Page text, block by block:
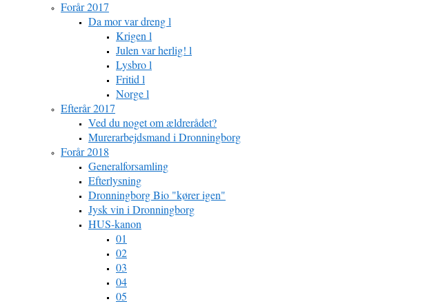
Forår 2017
Da mor var dreng l
Krigen l
Julen var herlig! l
Lysbro l
Fritid l
Norge l
Efterår 2017
Ved du noget om ældrerådet?
Murerarbejdsmand i Dronningborg
Forår 2018
Generalforsamling
Efterlysning
Dronningborg Bio "kører igen"
Jysk vin i Dronningborg
HUS-kanon
01
02
03
04
05